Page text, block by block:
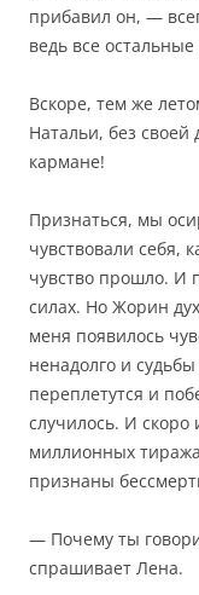
прибавил он, —
ведь все
Вскоре, тем же
Натальи, без
кармане!
Признаться, мы
чувствовали себя,
чувство прошло. И
силах. Но Жорин
меня появилось
ненадолго и
переплетутся и
случилось. И скоро
миллионных
признаны
— Почему ты
спрашивает Лена.